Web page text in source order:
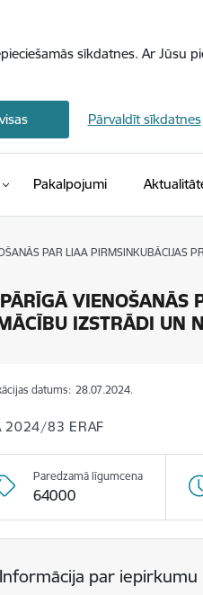
sīkdatnes. Ar Jūsu
Pārvaldīt sīkdatnes
Pakalpojumi
PAR LIAA PIRMSINKUBĀCIJAS
VIENOŠANĀS
IZSTRĀDI UN
datums: 28.07.2024.
2024/83 ERAF
Paredzamā līgumcena
64000
Informācija par iepirkumu